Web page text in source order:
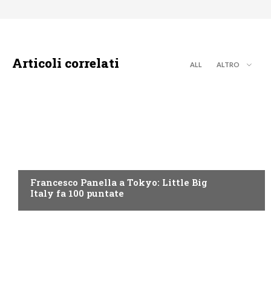
Articoli correlati ALL ALTRO
Francesco Panella a Tokyo: Little Big
Italy fa 100 puntate